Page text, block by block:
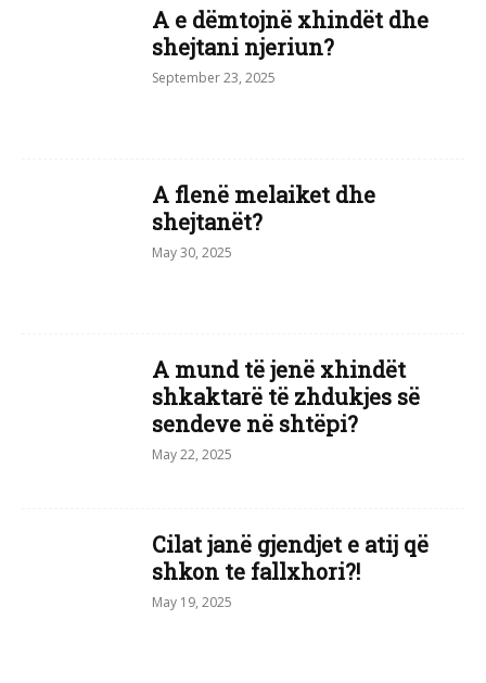
A e dëmtojnë xhindët dhe
shejtani njeriun?
September 23, 2025
A flenë melaiket dhe
shejtanët?
May 30, 2025
A mund të jenë xhindët
shkaktarë të zhdukjes së
sendeve në shtëpi?
May 22, 2025
Cilat janë gjendjet e atij që
shkon te fallxhori?!
May 19, 2025